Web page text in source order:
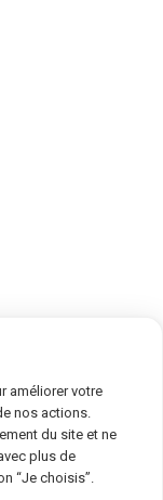
de privacidad
améliorer votre
nos actions.
du site et ne
plus de
“Je choisis”.